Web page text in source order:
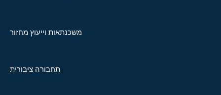
משכנתאות וייעוץ מחזור
תחבורה ציבורית